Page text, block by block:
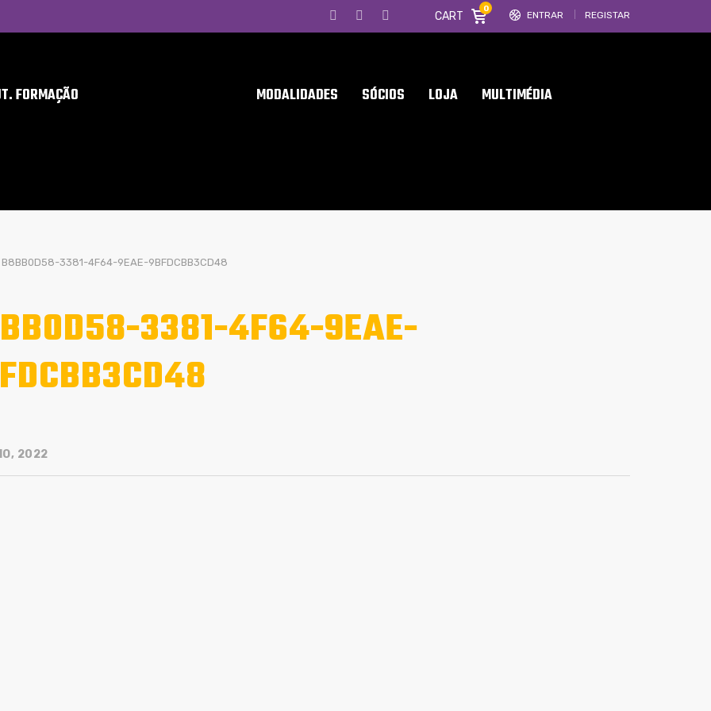
ENTRAR REGISTAR
CART
0
FORMAÇÃO MODALIDADES SÓCIOS LOJA MULTIMÉDIA
B8BB0D58-3381-4F64-9EAE-9BFDCBB3CD48
3381-4F64-9EAE-
2022